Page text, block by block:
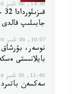
14:56, 06 تامىز 2026
جابىلىپ قالدى
10:07, 06 تامىز 2026
بايلانىستى
11:40, 05 تامىز 2026
سەكسەن